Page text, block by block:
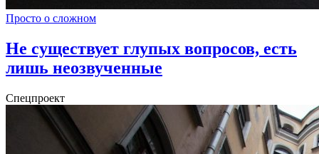
Просто о сложном
Не существует глупых вопросов, есть
лишь неозвученные
Спецпроект